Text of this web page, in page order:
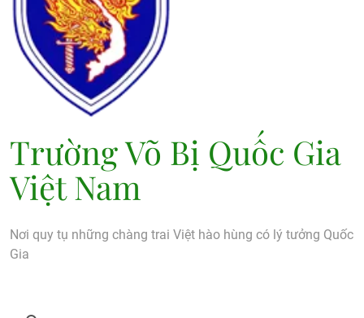
Trường Võ Bị Quốc Gia
Việt Nam
Nơi quy tụ những chàng trai Việt hào hùng có lý tưởng Quốc
Gia